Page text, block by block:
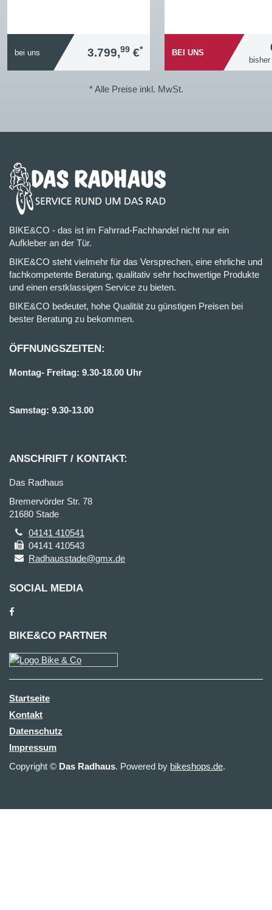
bei uns 3.799,99 €* BEI UNS
* Alle Preise inkl. MwSt.
BIKE&CO - das ist im Fahrrad-Fachhandel nicht nur ein
Aufkleber an der Tür.
BIKE&CO steht vielmehr für das Versprechen, eine ehrliche und
fachkompetente Beratung, qualitativ sehr hochwertige Produkte
und einen erstklassigen Service zu bieten.
BIKE&CO bedeutet, hohe Qualität zu günstigen Preisen bei
bester Beratung zu bekommen.
ÖFFNUNGSZEITEN:
Montag- Freitag: 9.30-18.00 Uhr
Samstag: 9.30-13.00
ANSCHRIFT / KONTAKT:
Das Radhaus
Bremervörder Str. 78
21680 Stade
04141 410541
04141 410543
Radhausstade@gmx.de
SOCIAL MEDIA
BIKE&CO PARTNER
Startseite
Kontakt
Datenschutz
Impressum
Copyright © Das Radhaus. Powered by bikeshops.de.